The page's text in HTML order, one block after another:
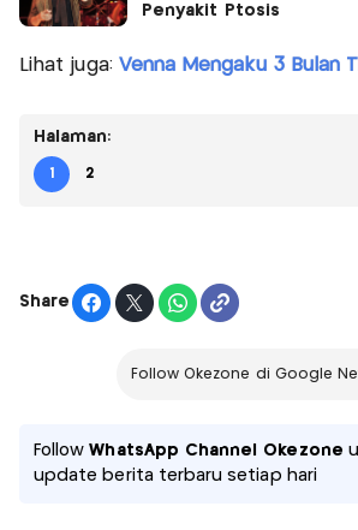
Penyakit Ptosis
Lihat juga: Venna Mengaku 3 Bulan
Halaman:
1 2
Share
Follow Okezone di Google
FollowWhatsApp Channel Okezone
update berita terbaru setiap hari